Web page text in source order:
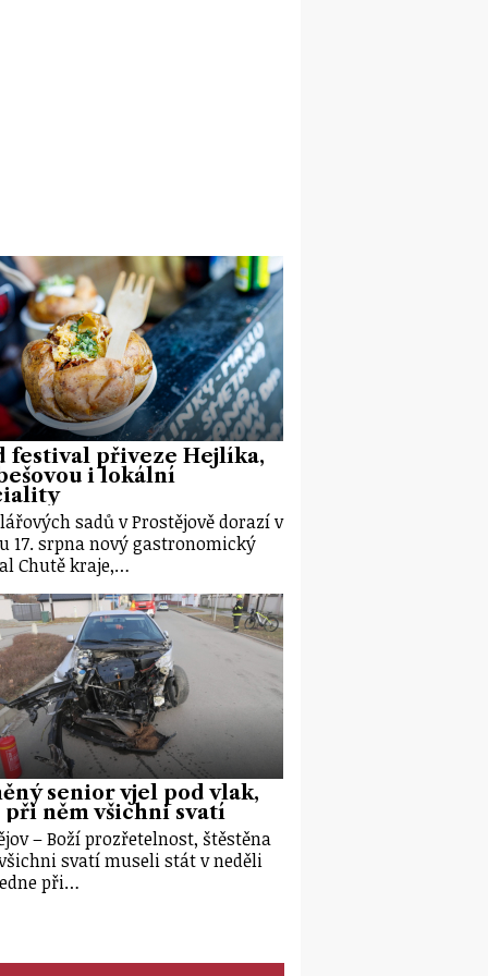
festival přiveze Hejlíka,
i lokální
sadů v Prostějově dorazí v
17. srpna nový gastronomický
Chutě kraje,…
senior vjel pod vlak,
něm všichni svatí
– Boží prozřetelnost, štěstěna
svatí museli stát v neděli
při…